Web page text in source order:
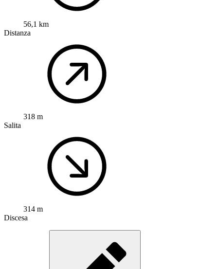
56,1 km
Distanza
318 m
Salita
314 m
Discesa